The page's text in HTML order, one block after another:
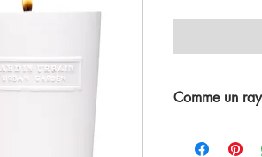
Comme un
du mimosa